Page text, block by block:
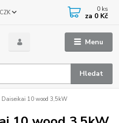
Menu
CZK
Hledat
0 ks
za 0 Kč
Daiseikai 10 wood 3,5kW